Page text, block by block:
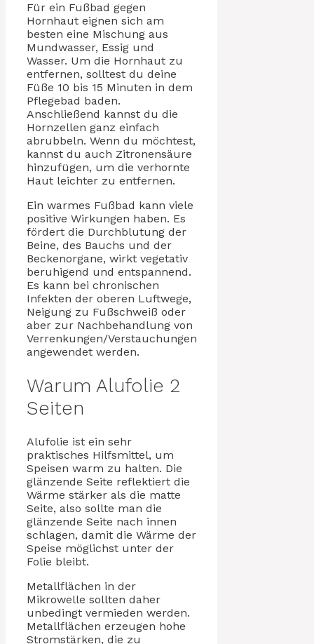
Für ein Fußbad gegen
Hornhaut eignen sich am
besten eine Mischung aus
Mundwasser, Essig und
Wasser. Um die Hornhaut zu
entfernen, solltest du deine
Füße 10 bis 15 Minuten in dem
Pflegebad baden.
Anschließend kannst du die
Hornzellen ganz einfach
abrubbeln. Wenn du möchtest,
kannst du auch Zitronensäure
hinzufügen, um die verhornte
Haut leichter zu entfernen.
Ein warmes Fußbad kann viele
positive Wirkungen haben. Es
fördert die Durchblutung der
Beine, des Bauchs und der
Beckenorgane, wirkt vegetativ
beruhigend und entspannend.
Es kann bei chronischen
Infekten der oberen Luftwege,
Neigung zu Fußschweiß oder
aber zur Nachbehandlung von
Verrenkungen/Verstauchungen
angewendet werden.
Warum Alufolie 2
Seiten
Alufolie ist ein sehr
praktisches Hilfsmittel, um
Speisen warm zu halten. Die
glänzende Seite reflektiert die
Wärme stärker als die matte
Seite, also sollte man die
glänzende Seite nach innen
schlagen, damit die Wärme der
Speise möglichst unter der
Folie bleibt.
Metallflächen in der
Mikrowelle sollten daher
unbedingt vermieden werden.
Metallflächen erzeugen hohe
Stromstärken, die zu